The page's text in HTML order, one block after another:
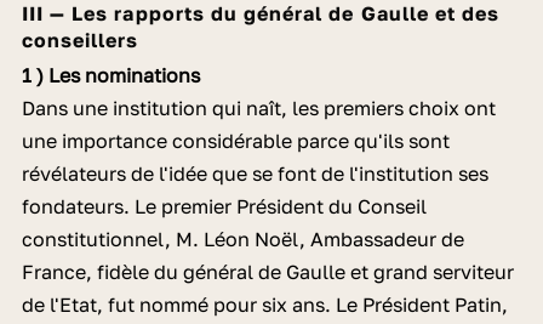
III — Les rapports du général de Gaulle et des
conseillers
1 ) Les nominations
Dans une institution qui naît, les premiers choix ont
une importance considérable parce qu'ils sont
révélateurs de l'idée que se font de l'institution ses
fondateurs. Le premier Président du Conseil
constitutionnel, M. Léon Noël, Ambassadeur de
France, fidèle du général de Gaulle et grand serviteur
de l'Etat, fut nommé pour six ans. Le Président Patin,